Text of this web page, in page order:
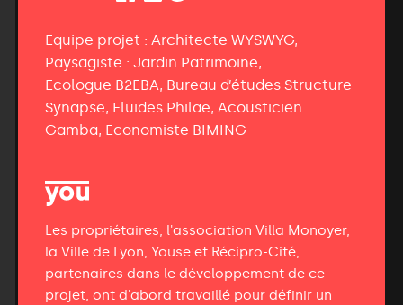
Equipe projet : Architecte WYSWYG,
Paysagiste : Jardin Patrimoine,
Ecologue B2EBA, Bureau d’études Structure
Synapse, Fluides Philae, Acousticien
Gamba, Economiste BIMING
Les propriétaires, l'association Villa Monoyer,
la Ville de Lyon, Youse et Récipro-Cité,
partenaires dans le développement de ce
projet, ont d'abord travaillé pour définir un